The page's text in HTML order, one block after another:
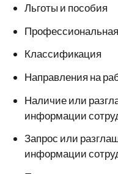
Льготы и пособия
Профессиональная
Классификация
Направления на
Наличие или
информации
Запрос или
информации